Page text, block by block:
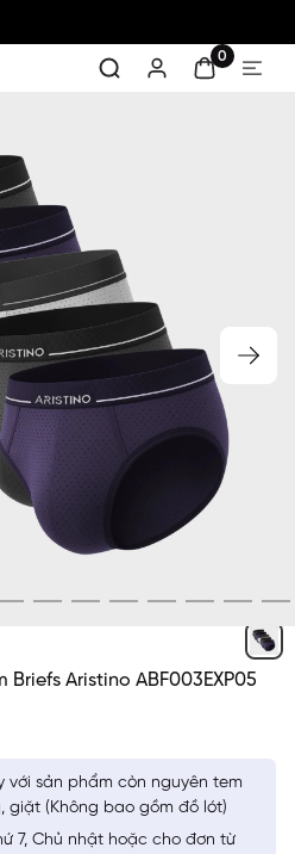
0
Aristino ABF003EXP05
với sản phẩm còn nguyên tem
giặt (Không bao gồm đồ lót)
7, Chủ nhật hoặc cho đơn từ